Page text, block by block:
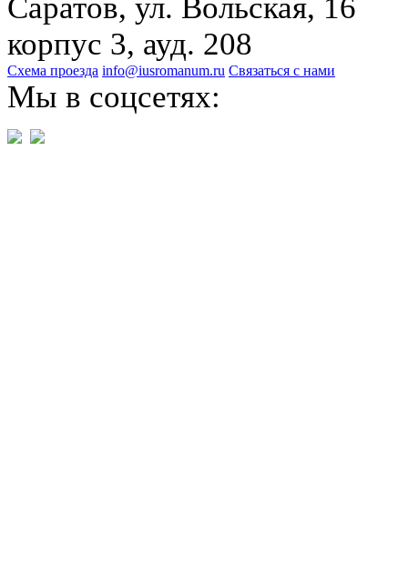
Саратов, ул. Вольская, 16
корпус 3, ауд. 208
Схема проезда info@iusromanum.ru Связаться с нами
Мы в соцсетях: